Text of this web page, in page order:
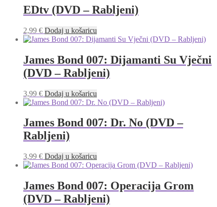
EDtv (DVD – Rabljeni)
2,99 € Dodaj u košaricu
James Bond 007: Dijamanti Su Vječni
(DVD – Rabljeni)
3,99 € Dodaj u košaricu
James Bond 007: Dr. No (DVD –
Rabljeni)
3,99 € Dodaj u košaricu
James Bond 007: Operacija Grom
(DVD – Rabljeni)